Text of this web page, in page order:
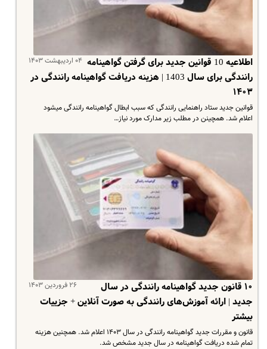
۰۴ اردیبهشت ۱۴۰۳ اطلاعیه 10 قوانین جدید برای گرفتن گواهینامه
رانندگی برای سال 1403 | هزینه دریافت گواهینامه رانندگی در
۱۴۰۳
قوانین جدید ستاد راهنمایی رانندگی که سبب ابطال گواهینامه رانندگی میشود
اعلام شد. همچینن در مطلب زیر مدارک مورد نیاز…
۲۶ فروردین ۱۴۰۳
۱۰ قانون جدید گواهینامه رانندگی در سال
جدید | ارائه آموزش‌های رانندگی به صورت آنلاین + جزییات
بیشتر
قانون و مقررات جدید گواهینامه رانندگی در سال ۱۴۰۳ اعلام شد. همچنین هزینه
تمام شده دریافت گواهینامه در سال جدید مشخص شد.